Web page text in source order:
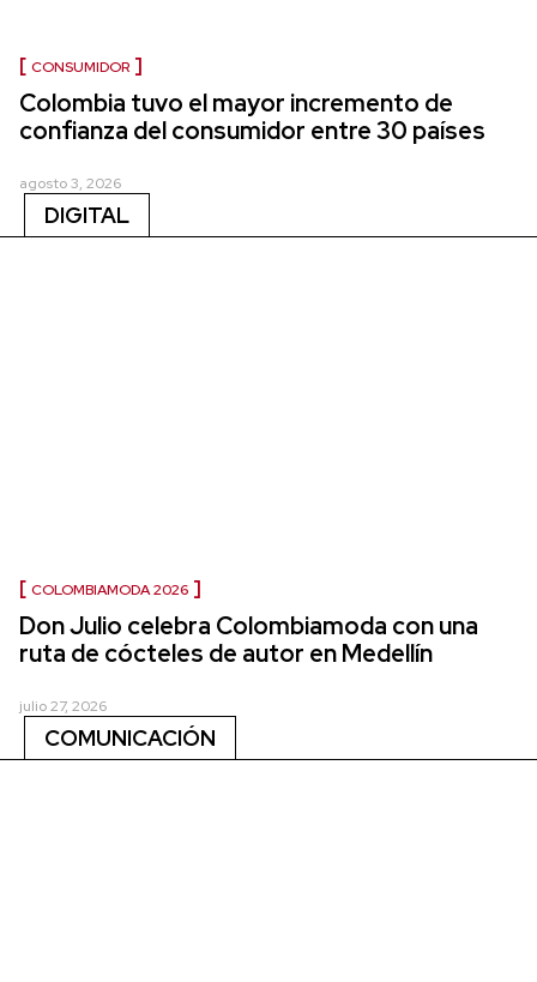
CONSUMIDOR
Colombia tuvo el mayor incremento de
confianza del consumidor entre 30 países
agosto 3, 2026
DIGITAL
COLOMBIAMODA 2026
Don Julio celebra Colombiamoda con una
ruta de cócteles de autor en Medellín
julio 27, 2026
COMUNICACIÓN